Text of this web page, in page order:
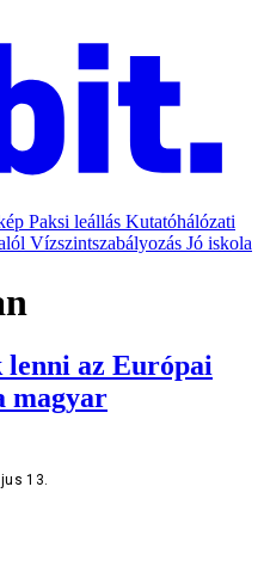
Paksi leállás Kutatóhálózati
Vízszintszabályozás Jó iskola
az Európai
magyar
13.